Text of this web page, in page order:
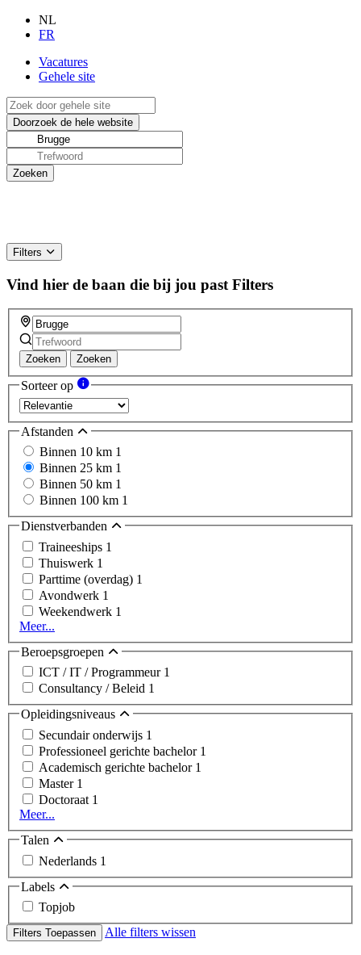
NL
FR
Vacatures
Gehele site
Filters
Vind hier de baan die bij jou past Filters
Zoeken Zoeken
Sorteer op
Afstanden
Binnen 10 km 1
Binnen 25 km 1
Binnen 50 km 1
Binnen 100 km 1
Dienstverbanden
Traineeships 1
Thuiswerk 1
Parttime (overdag) 1
Avondwerk 1
Weekendwerk 1
Meer...
Beroepsgroepen
ICT / IT / Programmeur 1
Consultancy / Beleid 1
Opleidingsniveaus
Secundair onderwijs 1
Professioneel gerichte bachelor 1
Academisch gerichte bachelor 1
Master 1
Doctoraat 1
Meer...
Talen
Nederlands 1
Labels
Topjob
Filters Toepassen Alle filters wissen